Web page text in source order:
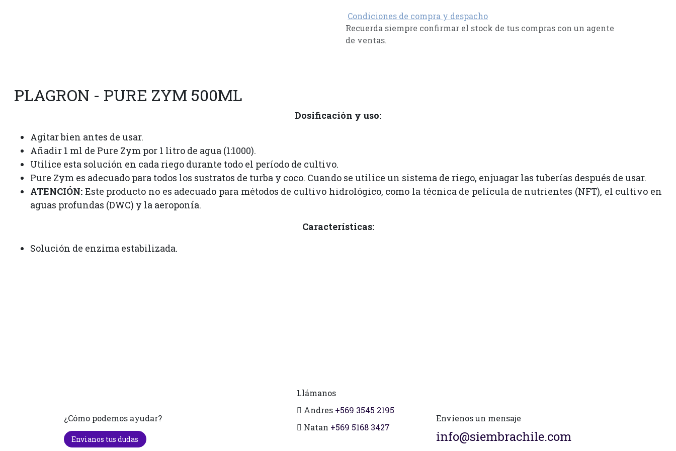
Condiciones de compra y despacho
Recuerda siempre confirmar el stock de tus compras con un agente
de ventas.
PLAGRON - PURE ZYM 500ML
Dosificación y uso:
Agitar bien antes de usar.
Añadir 1 ml de Pure Zym por 1 litro de agua (1:1000).
Utilice esta solución en cada riego durante todo el período de cultivo.
Pure Zym es adecuado para todos los sustratos de turba y coco. Cuando se utilice un sistema de riego, enjuagar las tuberías después de usar.
ATENCIÓN: Este producto no es adecuado para métodos de cultivo hidrológico, como la técnica de película de nutrientes (NFT), el cultivo en
aguas profundas (DWC) y la aeroponía.
Características:
Solución de enzima estabilizada.
¿Cómo podemos ayudar?
Envianos tus dudas
Llámanos
Andres +569 3545 2195
Natan +569 5168 3427
Envíenos un mensaje
info@siembrachile.com